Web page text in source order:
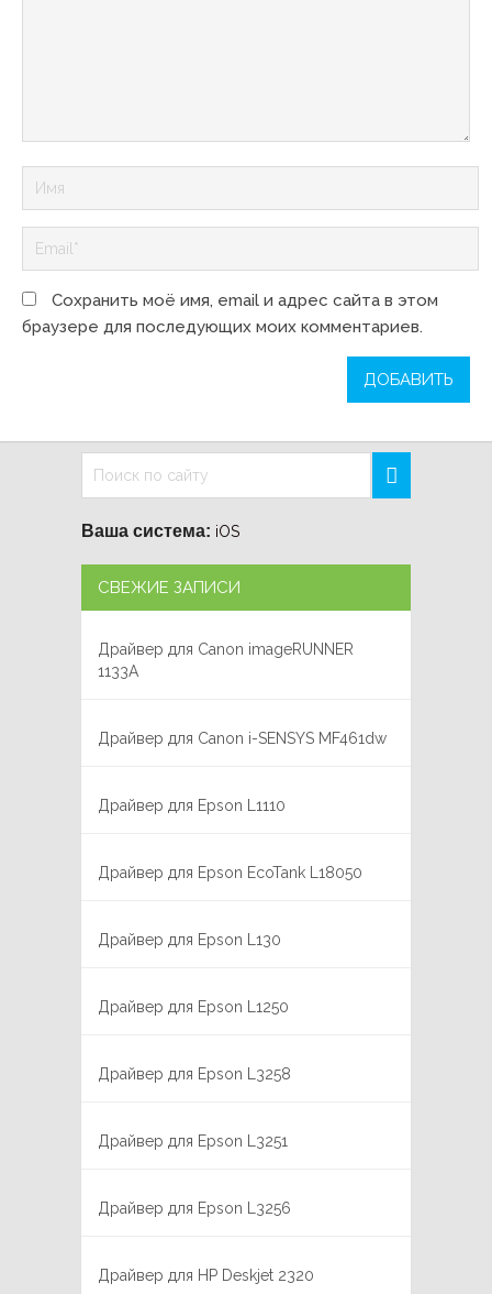
Сохранить моё имя, email и адрес сайта в этом
браузере для последующих моих комментариев.
Ваша система: iOS
СВЕЖИЕ ЗАПИСИ
Драйвер для Canon imageRUNNER
1133A
Драйвер для Canon i-SENSYS MF461dw
Драйвер для Epson L1110
Драйвер для Epson EcoTank L18050
Драйвер для Epson L130
Драйвер для Epson L1250
Драйвер для Epson L3258
Драйвер для Epson L3251
Драйвер для Epson L3256
Драйвер для HP Deskjet 2320